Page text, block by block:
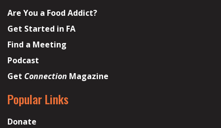
Are You a Food Addict?
Get Started in FA
Find a Meeting
Podcast
Get Connection Magazine
Popular Links
Donate